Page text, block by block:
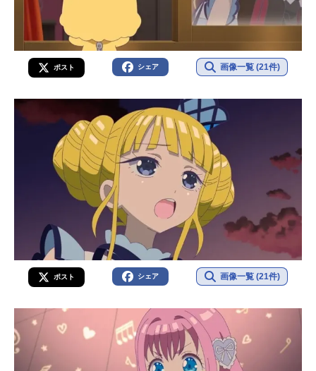
ポスト シェア 画像一覧 (21件)
ポスト シェア 画像一覧 (21件)